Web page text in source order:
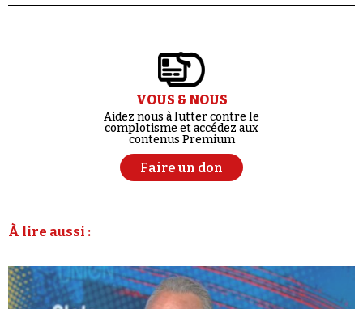
VOUS & NOUS
Aidez nous à lutter contre le
complotisme et accédez aux
contenus Premium
Faire un don
À lire aussi :